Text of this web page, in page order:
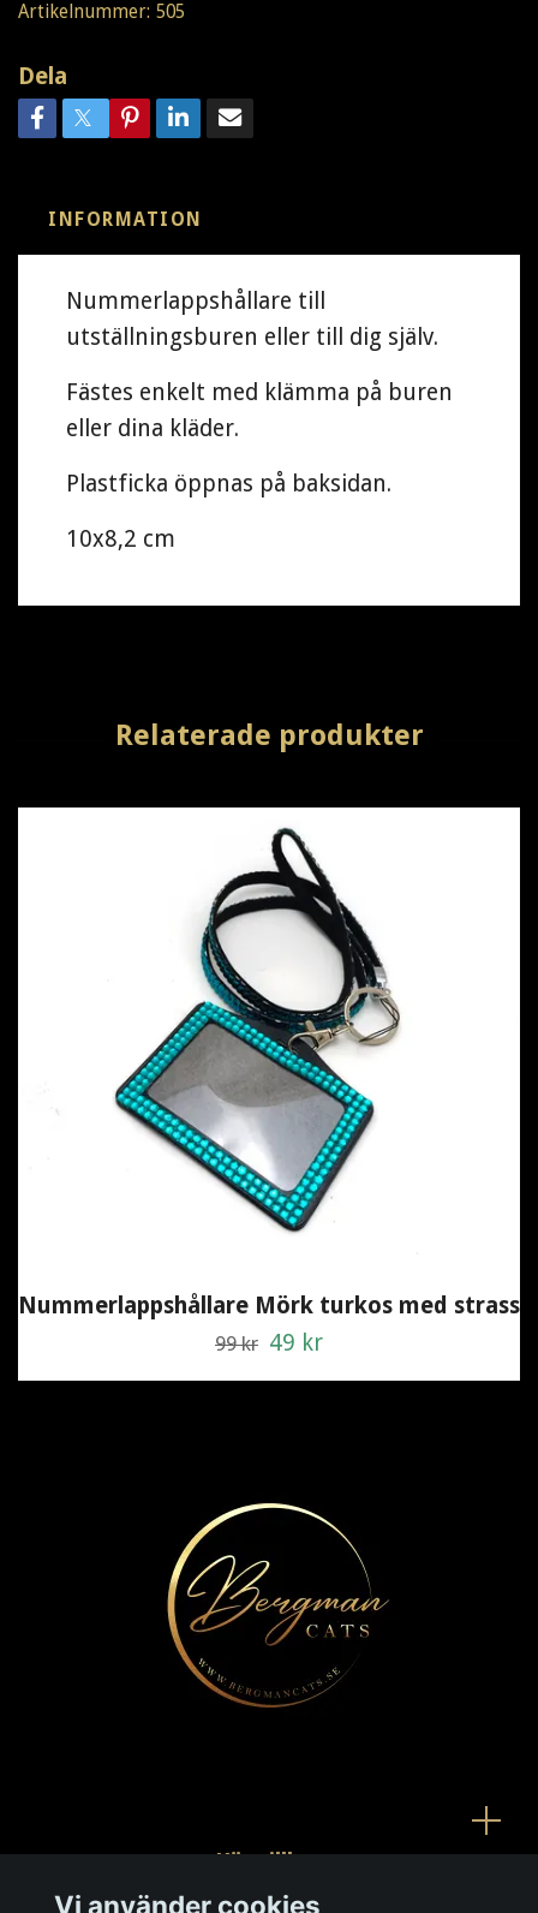
Artikelnummer: 505
Dela
INFORMATION
Nummerlappshållare till
utställningsburen eller till dig själv.
Fästes enkelt med klämma på buren
eller dina kläder.
Plastficka öppnas på baksidan.
10x8,2 cm
Nummerlappshållare Mörk turkos med strass
99 kr 49 kr
Köpvillkor
Kontakt
Vi använder cookies